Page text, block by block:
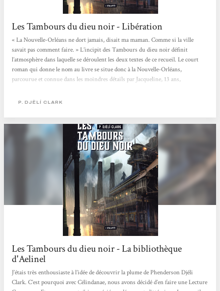
Les Tambours du dieu noir - Libération
« La Nouvelle-Orléans ne dort jamais, disait ma maman. Comme si la ville
savait pas comment faire. » L’incipit des Tambours du dieu noir définit
l’atmosphère dans laquelle se déroulent les deux textes de ce recueil. Le court
roman qui donne le nom au livre se situe donc à la Nouvelle-Orléans,
parcourue et connue dans les moindres détails par Jacqueline, 13 ans,
du Caire, c’est la capitale égyptienne que l’on sillonne de nuit derrière une
P. DJÈLÍ CLARK
Les Tambours du dieu noir - La bibliothèque
d'Aelinel
J’étais très enthousiaste à l’idée de découvrir la plume de Phenderson Djéli
Clark. C’est pourquoi avec Célindanae, nous avons décidé d’en faire une Lecture